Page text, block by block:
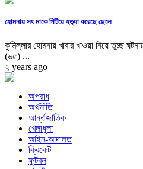
হোমনায় সৎ মাকে পিটিয়ে হত্যা করেছে ছেলে
কুমিল্লার হোমনায় খাবার খাওয়া নিয়ে তুচ্ছ
(৬৫) ...
২ years ago
অপরাধ
অর্থনীতি
আর্ন্তজাতিক
খেলাধুলা
আইন-আদালত
ক্রিকেট
ফুটবল